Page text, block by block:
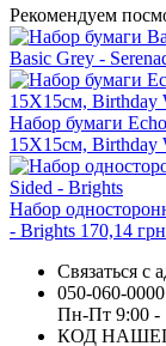
Рекомендуем
Basic Grey -
Набор бумаги
15X15см, Birthday
Набор
- Brights 170,14 грн
Связаться с
050-060-
Пн-Пт 9:00 -
КОД